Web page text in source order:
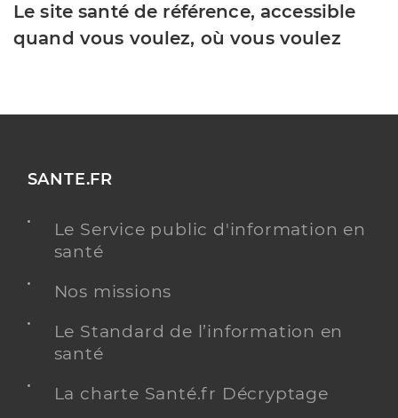
Le site santé de référence, accessible
quand vous voulez, où vous voulez
SANTE.FR
Le Service public d'information en
santé
Nos missions
Le Standard de l’information en
santé
La charte Santé.fr Décryptage